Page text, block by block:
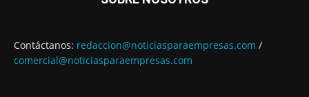
Contáctanos: redaccion@noticiasparaempresas.com /
comercial@noticiasparaempresas.com